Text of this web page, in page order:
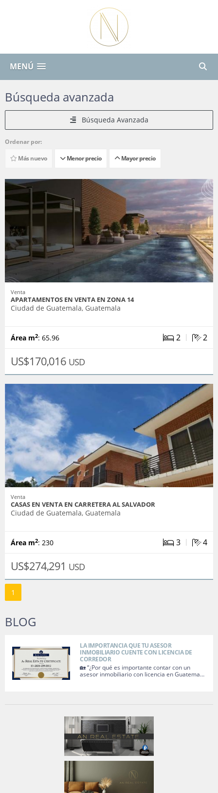
MENÚ
Búsqueda avanzada
Búsqueda Avanzada
Ordenar por:
Más nuevo
Menor precio Mayor precio
Venta
APARTAMENTOS EN VENTA EN ZONA 14
Ciudad de Guatemala, Guatemala
Área m2: 65.96 2 | 2
US$170,016 USD
Venta
CASAS EN VENTA EN CARRETERA AL SALVADOR
Ciudad de Guatemala, Guatemala
Área m2: 230 3 | 4
US$274,291 USD
1
BLOG
LA IMPORTANCIA QUE TU ASESOR
INMOBILIARIO CUENTE CON LICENCIA DE
CORREDOR
🏡 “¿Por qué es importante contar con un
asesor inmobiliario con licencia en Guatema…